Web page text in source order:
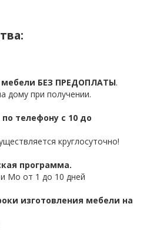
мебели БЕЗ ПРЕДОПЛАТЫ.
дому при получении.
телефону с 10 до
круглосуточно!
программа.
Мо от 1 до 10 дней
изготовления мебели на